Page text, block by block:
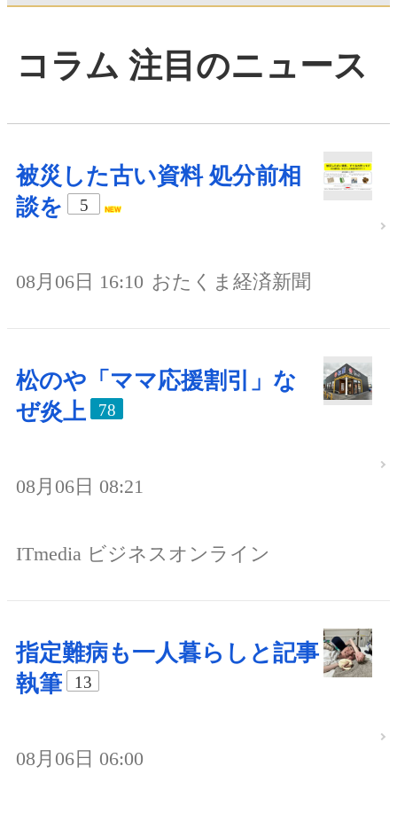
コラム 注目のニュース
被災した古い資料 処分前相
談を
5
08月06日 16:10 おたくま経済新聞
松のや「ママ応援割引」な
ぜ炎上
78
08月06日 08:21
ITmedia ビジネスオンライン
指定難病も一人暮らしと記事
執筆
13
08月06日 06:00